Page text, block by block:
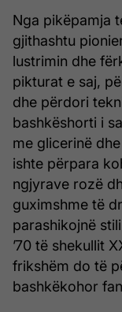
Nga pikëpamja
gjithashtu
lustrimin dhe
pikturat e saj,
dhe përdori
bashkëshorti i
me glicerinë
ishte përpara
ngjyrave rozë
guximshme të
parashikojnë
’70 të shekullit
frikshëm do të
bashkëkohor